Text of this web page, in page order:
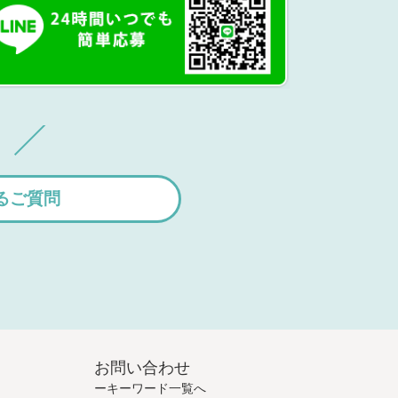
ご質問
お問い合わせ
キーワード一覧へ